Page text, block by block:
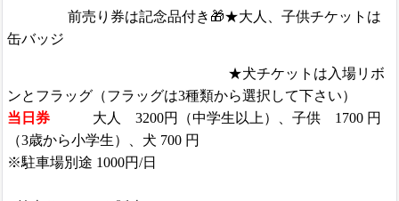
前売り券は記念品付き🎁★大人、子供チケットは
缶バッジ
★犬チケットは入場リボ
ンとフラッグ（フラッグは3種類から選択して下さい）
当日券 大人 3200円（中学生以上）、子供 1700 円
（3歳から小学生）、犬 700 円
※駐車場別途 1000円/日